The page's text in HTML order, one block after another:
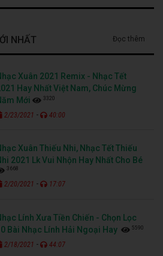
NHẤT Đọc thêm
Xuân 2021 Remix - Nhạc Tết
Hay Nhất Việt Nam, Chúc Mừng
Mới
3320
2/23/2021 - 40:00
Xuân Thiếu Nhi, Nhạc Tết Thiếu
2021 Lk Vui Nhộn Hay Nhất Cho Bé
3668
2/20/2021 - 17:07
Lính Xưa Tiền Chiến - Chọn Lọc
Bài Nhạc Lính Hải Ngoại Hay
5590
2/18/2021 - 44:07